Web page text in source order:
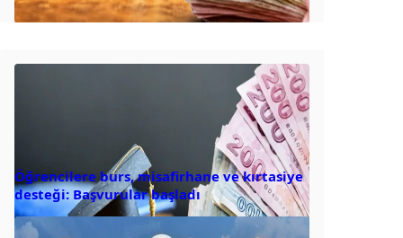
Öğrencilere burs, misafirhane ve kırtasiye
desteği: Başvurular başladı